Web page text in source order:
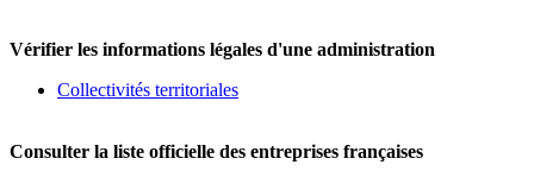
Vérifier les informations légales d'une administration
Collectivités territoriales
Consulter la liste officielle des entreprises françaises